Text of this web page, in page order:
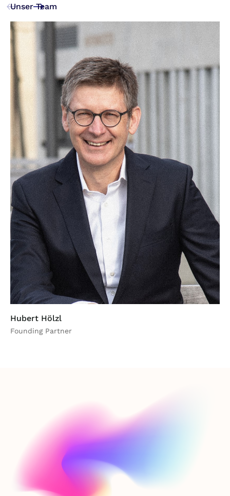
Unser Team
Hubert Hölzl
Founding Partner